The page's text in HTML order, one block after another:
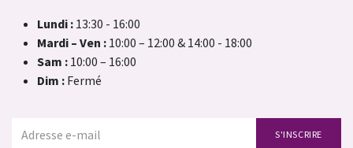
Lundi : 13:30 - 16:00
Mardi – Ven : 10:00 – 12:00 & 14:00 - 18:00
Sam : 10:00 – 16:00
Dim : Fermé
S'INSCRIRE